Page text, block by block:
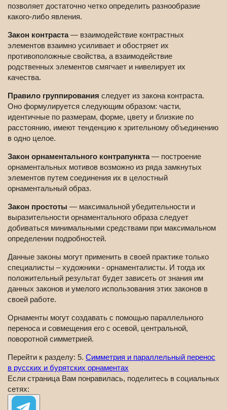
позволяет достаточно четко определить разнообразие
какого-либо явления.
Закон контраста— взаимодействие контрастных
элементов взаимно усиливает и обостряет их
противоположные свойства, а взаимодействие
родственных элементов смягчает и нивелирует их
качества.
Правило группирования следует из закона контраста.
Оно формулируется следующим образом: части,
идентичные по размерам, форме, цвету и близкие по
расстоянию, имеют тенденцию к зрительному объединению
в одно целое.
Закон орнаментального контрапункта— построение
орнаментальных мотивов возможно из ряда замкнутых
элементов путем соединения их в целостный
орнаментальный образ.
Закон простоты — максимальной убедительности и
выразительности орнаментального образа следует
добиваться минимальными средствами при максимальном
определении подробностей.
Данные законы могут применить в своей практике только
специалисты – художники - орнаменталисты. И тогда их
положительный результат будет зависеть от знания им
данных законов и умелого использования этих законов в
своей работе.
Орнаменты могут создавать с помощью параллельного
переноса и совмещения его с осевой, центральной,
поворотной симметрией.
Перейти к разделу: 5. Симметрия и параллельный перенос
в русских и бурятских орнаментах
Если страница Вам понравилась, поделитесь в социальных
сетях: